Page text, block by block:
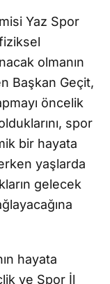
Yaz Spor
olmanın
Başkan Geçit,
öncelik
spor
bir hayata
yaşlarda
gelecek
hayata
ve Spor İl